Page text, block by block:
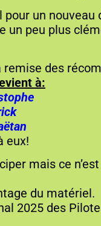
un nouveau
un peu plus
des
à:
eux!
mais ce
du matériel.
2025 des